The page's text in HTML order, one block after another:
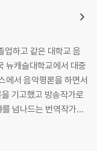
업하고 같은 대학교 음
뉴캐슬대학교에서 대중
에서 음악평론을 하면서
기고했고 방송작가로
넘나드는 번역작가로
으로 『뇌의 왈츠』,